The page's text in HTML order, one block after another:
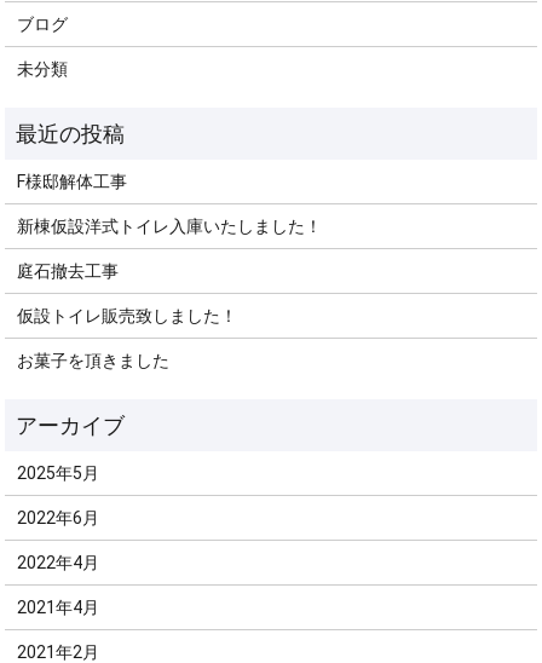
ブログ
未分類
F様邸解体工事
新棟仮設洋式トイレ入庫いたしました！
庭石撤去工事
仮設トイレ販売致しました！
お菓子を頂きました
2025年5月
2022年6月
2022年4月
2021年4月
2021年2月